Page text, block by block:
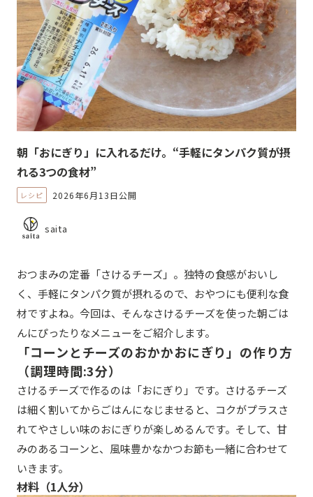
朝「おにぎり」に入れるだけ。“手軽にタンパク質が摂
れる3つの食材”
レシピ 2026年6月13日公開
saita
おつまみの定番「さけるチーズ」。独特の食感がおいし
く、手軽にタンパク質が摂れるので、おやつにも便利な食
材ですよね。今回は、そんなさけるチーズを使った朝ごは
んにぴったりなメニューをご紹介します。
「コーンとチーズのおかかおにぎり」の作り方
（調理時間:3分）
さけるチーズで作るのは「おにぎり」です。さけるチーズ
は細く割いてからごはんになじませると、コクがプラスさ
れてやさしい味のおにぎりが楽しめるんです。そして、甘
みのあるコーンと、風味豊かなかつお節も一緒に合わせて
いきます。
材料（1人分）